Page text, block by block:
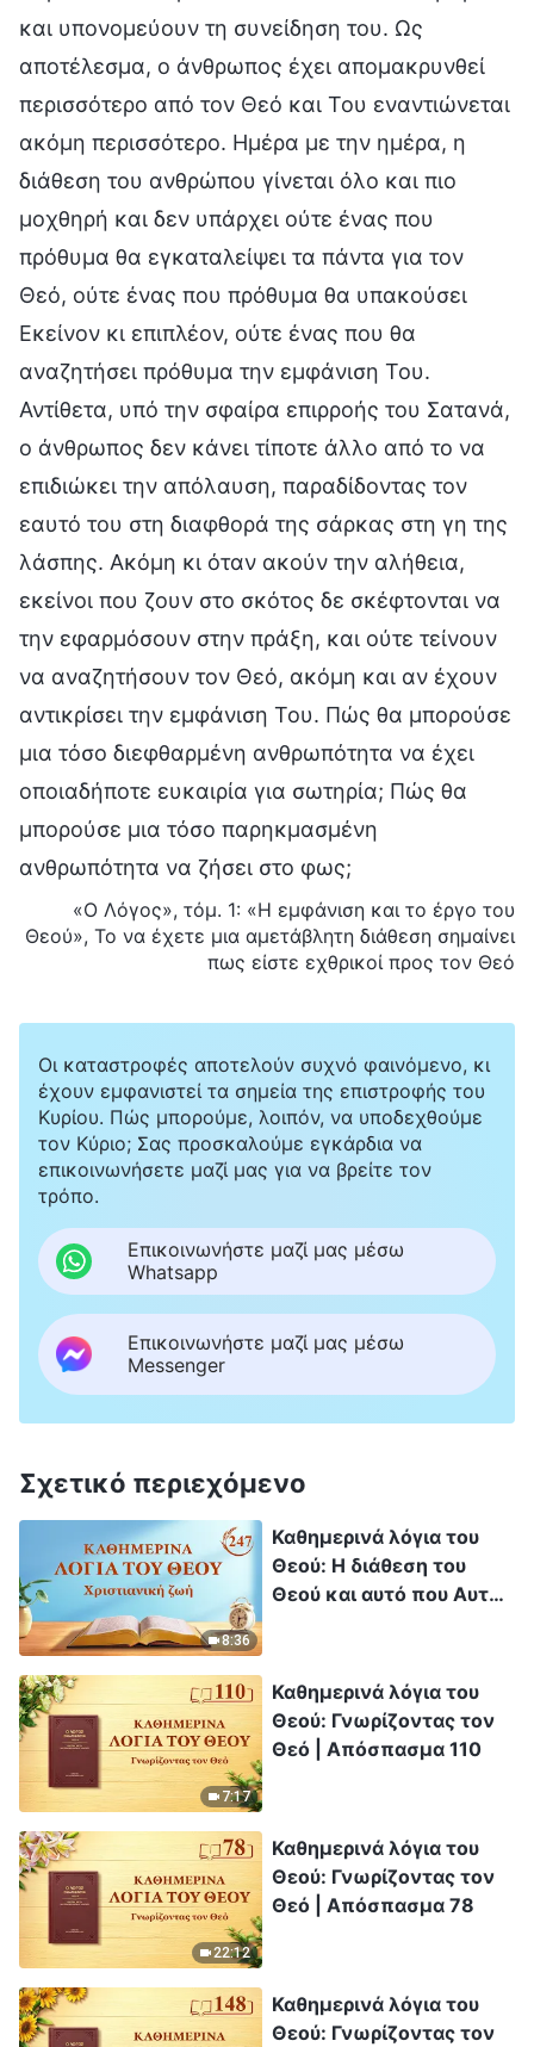
και υπονομεύουν τη συνείδηση του. Ως
αποτέλεσμα, ο άνθρωπος έχει απομακρυνθεί
περισσότερο από τον Θεό και Του εναντιώνεται
ακόμη περισσότερο. Ημέρα με την ημέρα, η
διάθεση του ανθρώπου γίνεται όλο και πιο
μοχθηρή και δεν υπάρχει ούτε ένας που
πρόθυμα θα εγκαταλείψει τα πάντα για τον
Θεό, ούτε ένας που πρόθυμα θα υπακούσει
Εκείνον κι επιπλέον, ούτε ένας που θα
αναζητήσει πρόθυμα την εμφάνιση Του.
Αντίθετα, υπό την σφαίρα επιρροής του Σατανά,
ο άνθρωπος δεν κάνει τίποτε άλλο από το να
επιδιώκει την απόλαυση, παραδίδοντας τον
εαυτό του στη διαφθορά της σάρκας στη γη της
λάσπης. Ακόμη κι όταν ακούν την αλήθεια,
εκείνοι που ζουν στο σκότος δε σκέφτονται να
την εφαρμόσουν στην πράξη, και ούτε τείνουν
να αναζητήσουν τον Θεό, ακόμη και αν έχουν
αντικρίσει την εμφάνιση Του. Πώς θα μπορούσε
μια τόσο διεφθαρμένη ανθρωπότητα να έχει
οποιαδήποτε ευκαιρία για σωτηρία; Πώς θα
μπορούσε μια τόσο παρηκμασμένη
ανθρωπότητα να ζήσει στο φως;
«Ο Λόγος», τόμ. 1: «Η εμφάνιση και το έργο του
Θεού», Το να έχετε μια αμετάβλητη διάθεση σημαίνει
πως είστε εχθρικοί προς τον Θεό
Οι καταστροφές αποτελούν συχνό φαινόμενο, κι
έχουν εμφανιστεί τα σημεία της επιστροφής του
Κυρίου. Πώς μπορούμε, λοιπόν, να υποδεχθούμε
τον Κύριο; Σας προσκαλούμε εγκάρδια να
επικοινωνήσετε μαζί μας για να βρείτε τον
τρόπο.
Επικοινωνήστε μαζί μας μέσω
Whatsapp
Επικοινωνήστε μαζί μας μέσω
Messenger
Σχετικό περιεχόμενο
8:36
Καθημερινά λόγια του
Θεού: Η διάθεση του
Θεού και αυτό που Αυτός
7:17
Καθημερινά λόγια του
Θεού: Γνωρίζοντας τον
Θεό | Απόσπασμα 110
22:12
Καθημερινά λόγια του
Θεού: Γνωρίζοντας τον
Θεό | Απόσπασμα 78
Καθημερινά λόγια του
Θεού: Γνωρίζοντας τον